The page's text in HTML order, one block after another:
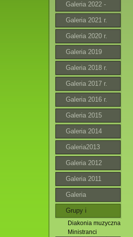
Galeria 2022 -
2023 r.
Galeria 2021 r.
Galeria 2020 r.
Galeria 2019
Galeria 2018 r.
Galeria 2017 r.
Galeria 2016 r.
Galeria 2015
Galeria 2014
Galeria2013
Galeria 2012
Galeria 2011
Galeria
Grupy i
wspólnoty
Diakonia muzyczna
Ministranci